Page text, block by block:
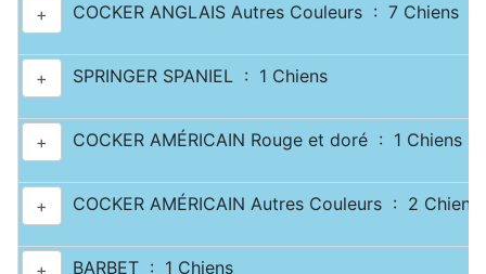
+ COCKER ANGLAIS Autres Couleurs : 7 Chiens
+ SPRINGER SPANIEL : 1 Chiens
+ COCKER AMÉRICAIN Rouge et doré : 1 Chiens
+ COCKER AMÉRICAIN Autres Couleurs : 2 Chiens
+ BARBET : 1 Chiens